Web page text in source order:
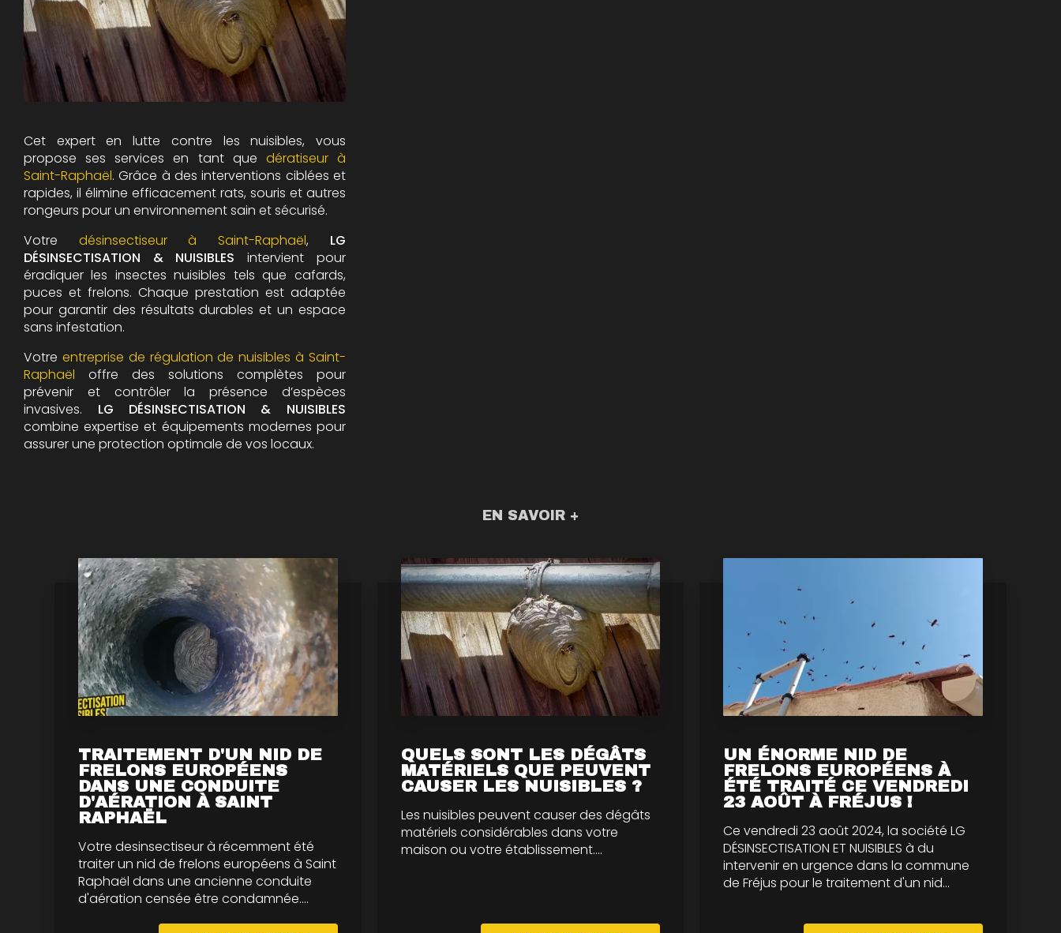
Cet expert en lutte contre les nuisibles, vous
propose ses services en tant que dératiseur à
Saint-Raphaël. Grâce à des interventions ciblées et
rapides, il élimine efficacement rats, souris et autres
rongeurs pour un environnement sain et sécurisé.
Votre désinsectiseur à Saint-Raphaël, LG
DÉSINSECTISATION & NUISIBLES intervient pour
éradiquer les insectes nuisibles tels que cafards,
puces et frelons. Chaque prestation est adaptée
pour garantir des résultats durables et un espace
sans infestation.
Votre entreprise de régulation de nuisibles à Saint-
Raphaël offre des solutions complètes pour
prévenir et contrôler la présence d’espèces
invasives. LG DÉSINSECTISATION & NUISIBLES
combine expertise et équipements modernes pour
assurer une protection optimale de vos locaux.
EN SAVOIR +
TRAITEMENT D'UN NID DE
FRELONS EUROPÉENS
DANS UNE CONDUITE
D'AÉRATION À SAINT
RAPHAËL
Votre desinsectiseur à récemment été
traiter un nid de frelons européens à Saint
Raphaël dans une ancienne conduite
d'aération censée être condamnée....
QUELS SONT LES DÉGÂTS
MATÉRIELS QUE PEUVENT
CAUSER LES NUISIBLES ?
Les nuisibles peuvent causer des dégâts
matériels considérables dans votre
maison ou votre établissement....
UN ÉNORME NID DE
FRELONS EUROPÉENS À
ÉTÉ TRAITÉ CE VENDREDI
23 AOÛT À FRÉJUS !
Ce vendredi 23 août 2024, la société LG
DÉSINSECTISATION ET NUISIBLES à du
intervenir en urgence dans la commune
de Fréjus pour le traitement d'un nid...